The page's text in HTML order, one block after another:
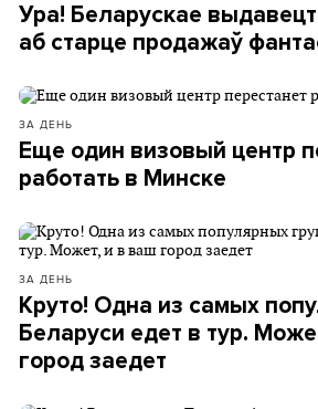
Ура! Беларускае
аб старце продажаў
ЗА ДЕНЬ
Еще один визовый центр
работать в Минске
ЗА ДЕНЬ
Круто! Одна из самых
Беларуси едет в тур.
город заедет